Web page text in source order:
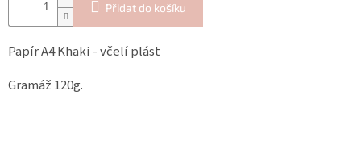
Přidat do košíku
Papír A4 Khaki - včelí plást
Gramáž 120g.